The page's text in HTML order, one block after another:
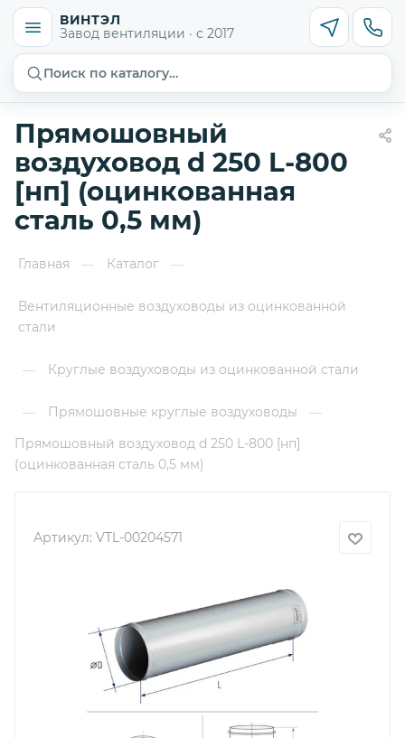
ВИНТЭЛ
Завод вентиляции · с 2017
Поиск по каталогу…
Прямошовный
воздуховод d 250 L-800
[нп] (оцинкованная
сталь 0,5 мм)
Главная — Каталог —
Вентиляционные воздуховоды из оцинкованной
стали
— Круглые воздуховоды из оцинкованной стали
— Прямошовные круглые воздуховоды
—
Прямошовный воздуховод d 250 L-800 [нп]
(оцинкованная сталь 0,5 мм)
Артикул: VTL-00204571